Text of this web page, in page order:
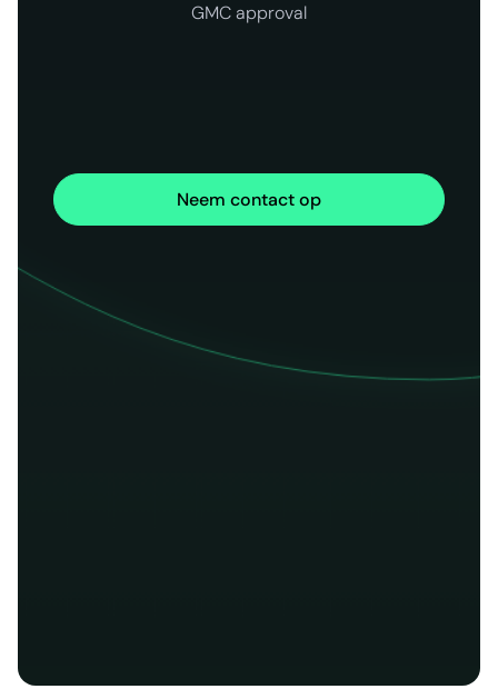
GMC approval
Neem contact op